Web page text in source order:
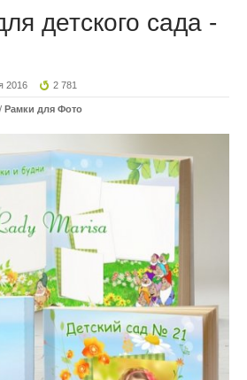
детского сада -
2016 2 781
/ Рамки для Фото